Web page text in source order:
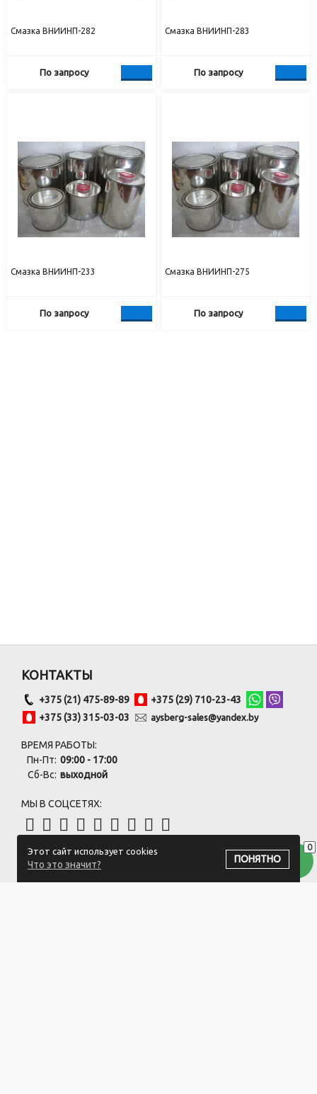
Смазка ВНИИНП-282
По запросу
Смазка ВНИИНП-283
По запросу
Смазка ВНИИНП-233
По запросу
Смазка ВНИИНП-275
По запросу
0
Этот сайт использует cookies
Что это значит?
ПОНЯТНО
КОНТАКТЫ
+375 (21) 475-89-89
+375 (29) 710-23-43
+375 (33) 315-03-03
aysberg-sales@yandex.by
ВРЕМЯ РАБОТЫ:
Пн-Пт: 09:00 - 17:00
Сб-Вс: выходной
МЫ В СОЦСЕТЯХ:
ПОДПИСАТЬСЯ НА РАССЫЛКУ